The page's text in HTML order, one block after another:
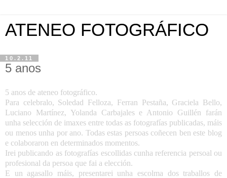
ATENEO FOTOGRÁFICO
10.2.11
5 anos
5 anos de ateneo fotográfico.
Para celebralo, Soledad Felloza, Ferran Pestaña, Graciela Bello,
Luciano Martínez, Yolanda Carbajales e Antonio Guillén farán
unha selección de imaxes entre todas as fotografías publicadas, máis
ou menos unha por ano. Todas estas persoas coñecen ben este blog
e colaboraron en determinados momentos.
Irei publicando as fotografías escollidas cunha referencia persoal ou
profesional da persoa que fai a elección.
E un agasallo máis, presentarei unha escolma dos traballos de